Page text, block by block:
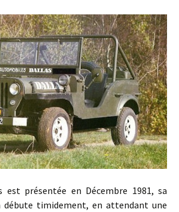
en Décembre 1981, sa
débute timidement, en attendant une